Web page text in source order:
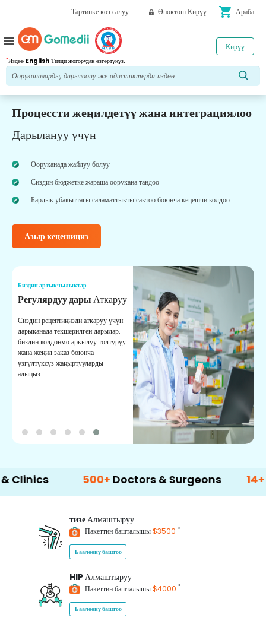
Тартипке көз салуу Өнөктөш Кирүү shopping_cart Араба
*Издөө English Тилди жогорудан өзгөртүңүз.
Кирүү
menu
Процессти жеңилдетүү жана интеграциялоо
Дарылануу үчүн
Ооруканада жайлуу болуу
Сиздин бюджетке жараша оорукана тандоо
Бардык убакыттагы саламаттыкты сактоо боюнча кеңешчи колдоо
Азыр кеңешиңиз
Биздин артыкчылыктар
Регулярдуу дарыАткаруу
Сиздин рецептиңизди аткаруу үчүн
дарыканада текшерилген дарылар.
биздин колдонмо аркылуу толтуруу
жана жеңил заказ боюнча
үзгүлтүксүз жаңыртууларды
алыңыз.
500+ Doctors & Surgeons 14+
тизеАлмаштыруу
Пакеттин башталышы$3500 *
Баалоону баштоо
HIPАлмаштыруу
Пакеттин башталышы$4000 *
Баалоону баштоо